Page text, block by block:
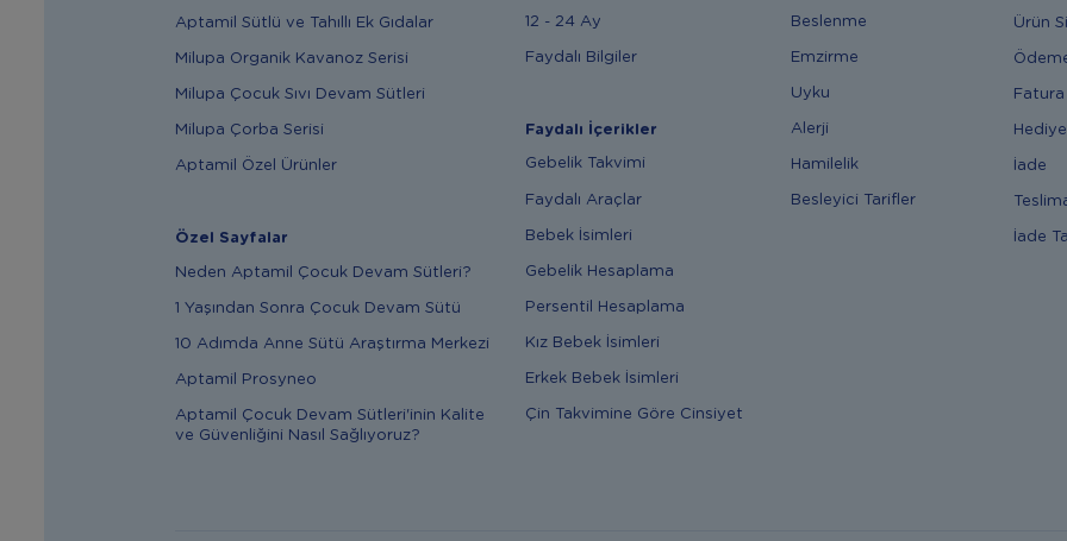
Aptamil Sütlü ve Tahıllı Ek Gıdalar
Milupa Organik Kavanoz Serisi
Milupa Çocuk Sıvı Devam Sütleri
Milupa Çorba Serisi
Aptamil Özel Ürünler
Özel Sayfalar
Neden Aptamil Çocuk Devam Sütleri?
1 Yaşından Sonra Çocuk Devam Sütü
10 Adımda Anne Sütü Araştırma Merkezi
Aptamil Prosyneo
Aptamil Çocuk Devam Sütleri'inin Kalite
ve Güvenliğini Nasıl Sağlıyoruz?
12 - 24 Ay
Faydalı Bilgiler
Faydalı İçerikler
Gebelik Takvimi
Faydalı Araçlar
Bebek İsimleri
Gebelik Hesaplama
Persentil Hesaplama
Kız Bebek İsimleri
Erkek Bebek İsimleri
Çin Takvimine Göre Cinsiyet
Beslenme
Emzirme
Uyku
Alerji
Hamilelik
Besleyici Tarifler
Ürün
Fatura
İade
İade